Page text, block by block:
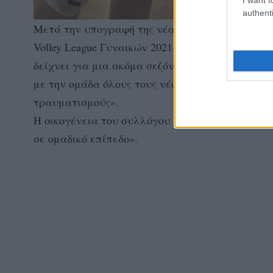
Μετά την υπογραφή της νέας συμφωνίας της
Volley League Γυναικών 2021-2022, δήλωσε:
δείχνει για μια ακόμα σεζόν. Είμαι πολύ
με την ομάδα όλους τους νέους μας στόχους.
τραυματισμούς».
Η οικογένεια του συλλόγου μας εύχεται στην
σε ομαδικό επίπεδο».